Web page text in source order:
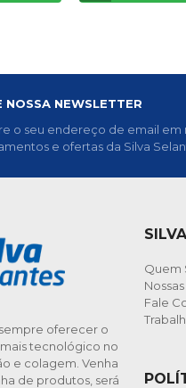
NOSSA NEWSLETTER
o seu endereço de email
e ofertas da Silva
oferecer o
tecnológico no
e colagem. Venha
de produtos, será
Quem
Fale